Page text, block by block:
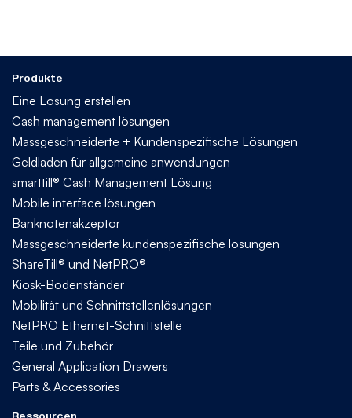
Produkte
Eine Lösung erstellen
Cash management lösungen
Massgeschneiderte + Kundenspezifische Lösungen
Geldladen für allgemeine anwendungen
smarttill® Cash Management Lösung
Mobile interface lösungen
Banknotenakzeptor
Massgeschneiderte kundenspezifische lösungen
ShareTill® und NetPRO®
Kiosk-Bodenständer
Mobilität und Schnittstellenlösungen
NetPRO Ethernet-Schnittstelle
Teile und Zubehör
General Application Drawers
Parts & Accessories